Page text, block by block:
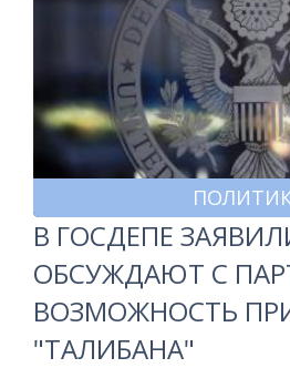
В ГОСДЕПЕ
ОБСУЖДАЮТ С
ВОЗМОЖНОСТЬ
"ТАЛИБАНА"